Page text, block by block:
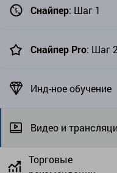
Снайпер: Шаг 1
Снайпер Pro: Шаг 2
Инд-ное обучение
Видео и
Торговые